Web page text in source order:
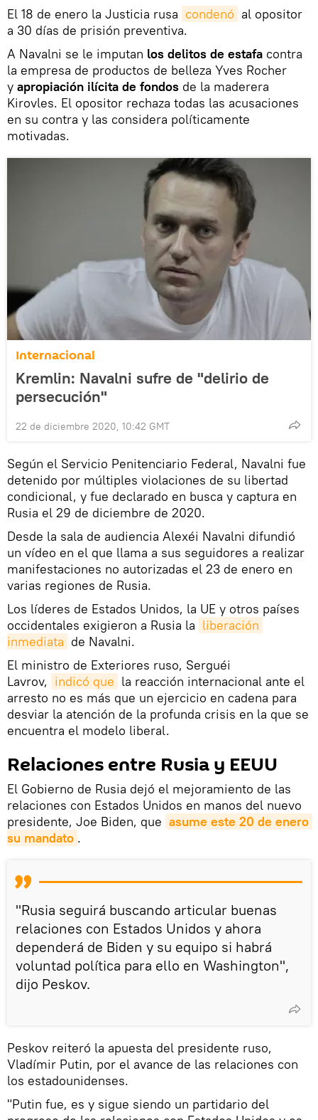
El 18 de enero la Justicia rusa condenó al opositor
a 30 días de prisión preventiva.
A Navalni se le imputan los delitos de estafa contra
la empresa de productos de belleza Yves Rocher
y apropiación ilícita de fondos de la maderera
Kirovles. El opositor rechaza todas las acusaciones
en su contra y las considera políticamente
motivadas.
Internacional
Kremlin: Navalni sufre de "delirio de
persecución"
22 de diciembre 2020, 10:42 GMT
Según el Servicio Penitenciario Federal, Navalni fue
detenido por múltiples violaciones de su libertad
condicional, y fue declarado en busca y captura en
Rusia el 29 de diciembre de 2020.
Desde la sala de audiencia Alexéi Navalni difundió
un vídeo en el que llama a sus seguidores a realizar
manifestaciones no autorizadas el 23 de enero en
varias regiones de Rusia.
Los líderes de Estados Unidos, la UE y otros países
occidentales exigieron a Rusia la liberación
inmediata de Navalni.
El ministro de Exteriores ruso, Serguéi
Lavrov, indicó que la reacción internacional ante el
arresto no es más que un ejercicio en cadena para
desviar la atención de la profunda crisis en la que se
encuentra el modelo liberal.
Relaciones entre Rusia y EEUU
El Gobierno de Rusia dejó el mejoramiento de las
relaciones con Estados Unidos en manos del nuevo
presidente, Joe Biden, que asume este 20 de enero
su mandato .
"Rusia seguirá buscando articular buenas
relaciones con Estados Unidos y ahora
dependerá de Biden y su equipo si habrá
voluntad política para ello en Washington",
dijo Peskov.
Peskov reiteró la apuesta del presidente ruso,
Vladímir Putin, por el avance de las relaciones con
los estadounidenses.
"Putin fue, es y sigue siendo un partidario del